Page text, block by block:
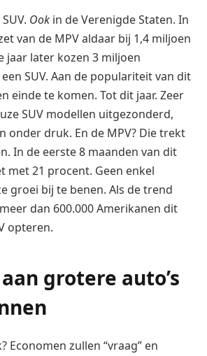
Ook in de Verenigde Staten. In
van de MPV aldaar bij 1,4 miljoen
jaar later kozen 3 miljoen
SUV. Aan de populariteit van dit
einde te komen. Tot dit jaar. Zeer
SUV modellen uitgezonderd,
onder druk. En de MPV? Die trekt
In de eerste 8 maanden van dit
met 21 procent. Geen enkel
groei bij te benen. Als de trend
dan 600.000 Amerikanen dit
opteren.
grotere auto’s
Economen zullen “vraag” en